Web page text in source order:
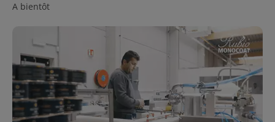
A bientôt